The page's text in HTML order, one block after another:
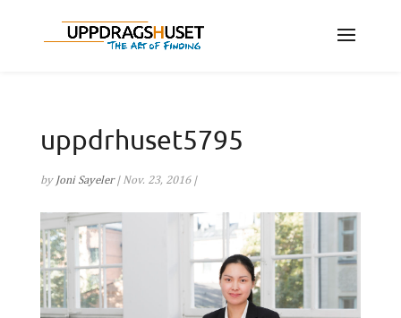
uppdrhuset5795
by Joni Sayeler| Nov. 23, 2016|